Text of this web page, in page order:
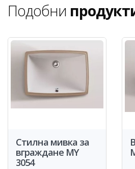
Подобни
Стилна мивка за
вграждане MY
3054